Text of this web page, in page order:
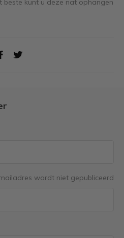
beste kunt u deze nat ophangen
wordt niet gepubliceerd